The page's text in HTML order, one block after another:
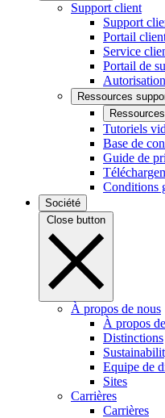
Support client
Support
Portail
Service
Portail de
Ressources
Tutoriels
Base de
Guide de
Conditions
Société
Close button
À propos de nous
À propos
Distinctions
Equipe de
Sites
Carrières
Carrières